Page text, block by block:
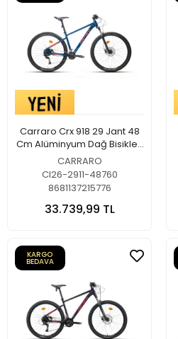
Carraro Crx 918 29 Jant 48
Cm Alüminyum Dağ Bisikleti
Saten Mavi-Canlı Kırmızı
CARRARO
CI26-2911-48760
8681137215776
33.739,99 TL
KARGO
BEDAVA